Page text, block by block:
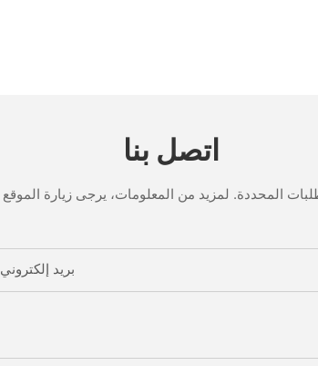
اتصل بنا
بريد إلكتروني